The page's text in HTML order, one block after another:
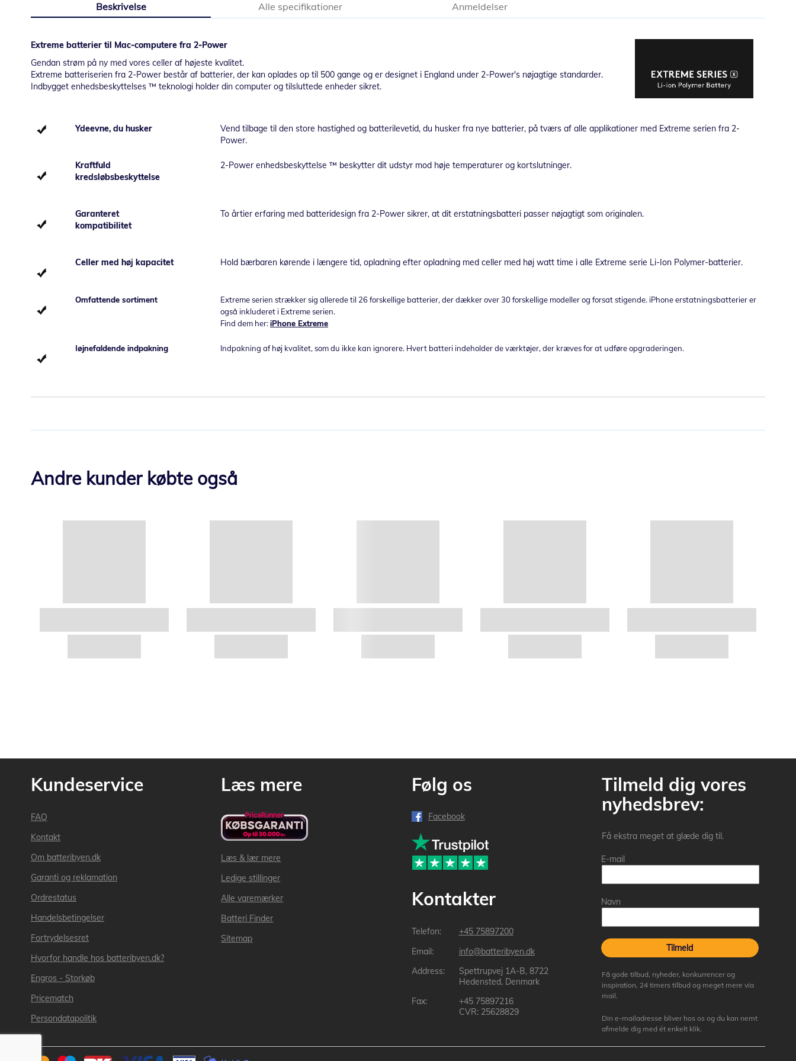
af
Beskrivelse
Extreme batterier til Mac-computere fra 2-Power
Gendan strøm på ny med vores celler af højeste kvalitet.
Extreme batteriserien fra 2-Power består af batterier, der kan oplades op til 500 gange og er designet i England under 2-Power's nøjagtige standarder.
Indbygget enhedsbeskyttelses ™ teknologi holder din computer og tilsluttede enheder sikret.
Ydeevne, du husker
Vend tilbage til den store hastighed og batterilevetid, du husker fra nye batterier, på tværs af alle applikationer med Extreme serien fra 2-
Power.
Kraftfuld
kredsløbsbeskyttelse
2-Power enhedsbeskyttelse ™ beskytter dit udstyr mod høje temperaturer og kortslutninger.
Garanteret
kompatibilitet
To årtier erfaring med batteridesign fra 2-Power sikrer, at dit erstatningsbatteri passer nøjagtigt som originalen.
Celler med høj kapacitet Hold bærbaren kørende i længere tid, opladning efter opladning med celler med høj watt time i alle Extreme serie Li-Ion Polymer-batterier.
Omfattende sortiment
Extreme serien strækker sig allerede til 26 forskellige batterier, der dækker over 30 forskellige modeller og forsat stigende. iPhone erstatningsbatterier er
også inkluderet i Extreme serien.
Find dem her:iPhone Extreme
Iøjnefaldende indpakning Indpakning af høj kvalitet, som du ikke kan ignorere. Hvert batteri indeholder de værktøjer, der kræves for at udføre opgraderingen.
Alle specifikationer Anmeldelser
Andre kunder købte også
Kundeservice
FAQ
Kontakt
Om batteribyen.dk
Garanti og reklamation
Ordrestatus
Handelsbetingelser
Fortrydelsesret
Hvorfor handle hos batteribyen.dk?
Engros - Storkøb
Pricematch
Persondatapolitik
Læs mere
Læs & lær mere
Ledige stillinger
Alle varemærker
Batteri Finder
Sitemap
Følg os
Facebook
Kontakter
+45 75897200
info@batteribyen.dk
Spettrupvej 1A-B, 8722
Hedensted, Denmark
+45 75897216
CVR: 25628829
Tilmeld dig vores
nyhedsbrev:
Få ekstra meget at glæde dig til.
E-mail
Navn
Tilmeld
Få gode tilbud, nyheder, konkurrencer og
inspiration, 24 timers tilbud og meget mere via
mail.
Din e-mailadresse bliver hos os og du kan nemt
afmelde dig med ét enkelt klik.